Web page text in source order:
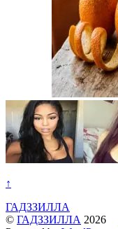
↑
ГАДЗЗИЛЛА
© ГАДЗЗИЛЛА 2026